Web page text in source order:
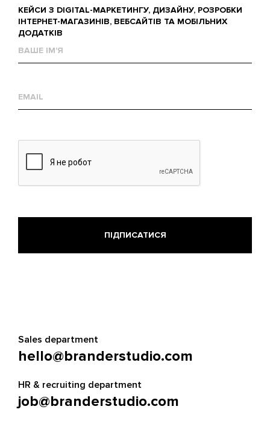
КЕЙСИ З DIGITAL-МАРКЕТИНГУ, ДИЗАЙНУ, РОЗРОБКИ
ІНТЕРНЕТ-МАГАЗИНІВ, ВЕБСАЙТІВ ТА МОБІЛЬНИХ
ДОДАТКІВ
им'я
mail
Sales department
hello@branderstudio.com
HR & recruiting department
job@branderstudio.com